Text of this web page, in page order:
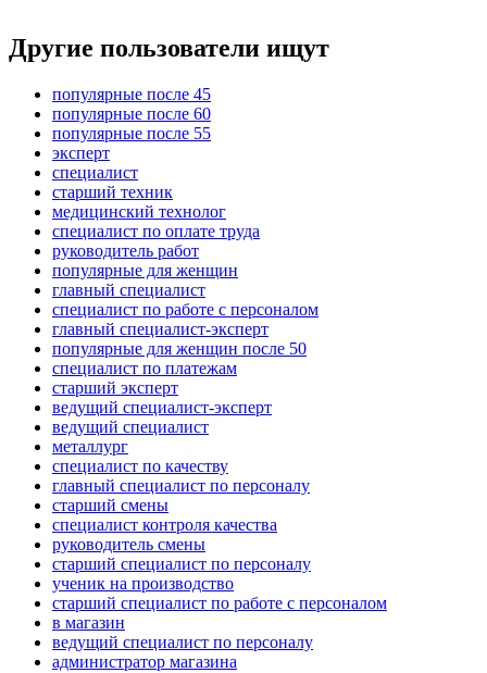
Другие пользователи ищут
популярные после 45
популярные после 60
популярные после 55
эксперт
специалист
старший техник
медицинский технолог
специалист по оплате труда
руководитель работ
популярные для женщин
главный специалист
специалист по работе с персоналом
главный специалист-эксперт
популярные для женщин после 50
специалист по платежам
старший эксперт
ведущий специалист-эксперт
ведущий специалист
металлург
специалист по качеству
главный специалист по персоналу
старший смены
специалист контроля качества
руководитель смены
старший специалист по персоналу
ученик на производство
старший специалист по работе с персоналом
в магазин
ведущий специалист по персоналу
администратор магазина